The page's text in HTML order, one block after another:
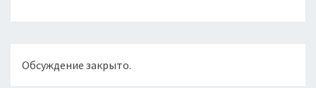
Обсуждение закрыто.